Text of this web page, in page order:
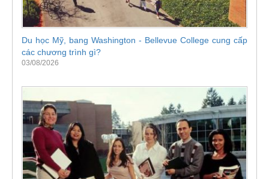
Du học Mỹ, bang Washington - Bellevue College cung cấp
các chương trình gì?
03/08/2026